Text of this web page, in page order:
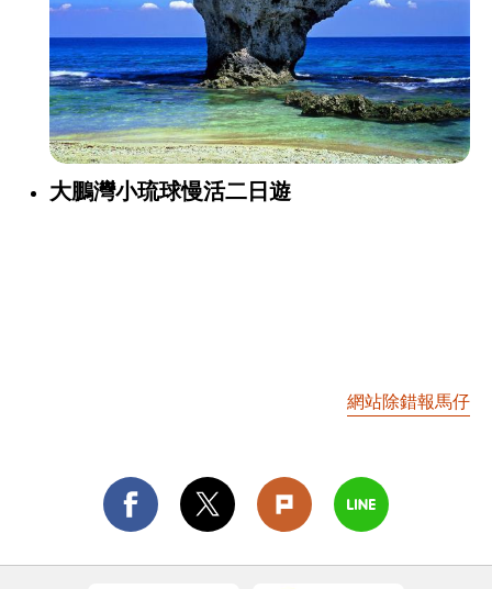
大鵬灣小琉球慢活二日遊
網站除錯報馬仔